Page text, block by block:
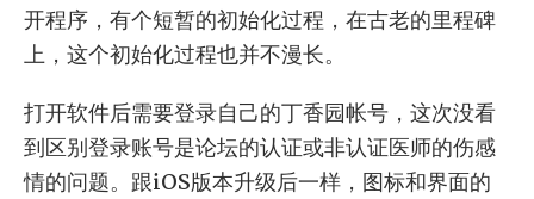
开程序，有个短暂的初始化过程，在古老的里程碑
上，这个初始化过程也并不漫长。
打开软件后需要登录自己的丁香园帐号，这次没看
到区别登录账号是论坛的认证或非认证医师的伤感
情的问题。跟iOS版本升级后一样，图标和界面的